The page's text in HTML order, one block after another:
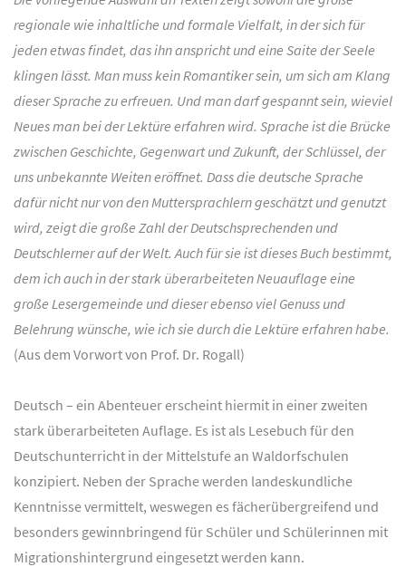
regionale wie inhaltliche und formale Vielfalt, in der sich für
jeden etwas findet, das ihn anspricht und eine Saite der Seele
klingen lässt. Man muss kein Romantiker sein, um sich am Klang
dieser Sprache zu erfreuen. Und man darf gespannt sein, wieviel
Neues man bei der Lektüre erfahren wird. Sprache ist die Brücke
zwischen Geschichte, Gegenwart und Zukunft, der Schlüssel, der
uns unbekannte Weiten eröffnet. Dass die deutsche Sprache
dafür nicht nur von den Muttersprachlern geschätzt und genutzt
wird, zeigt die große Zahl der Deutschsprechenden und
Deutschlerner auf der Welt. Auch für sie ist dieses Buch bestimmt,
dem ich auch in der stark überarbeiteten Neuauflage eine
große Lesergemeinde und dieser ebenso viel Genuss und
Belehrung wünsche, wie ich sie durch die Lektüre erfahren habe.
(Aus dem Vorwort von Prof. Dr. Rogall)
Deutsch – ein Abenteuer erscheint hiermit in einer zweiten
stark überarbeiteten Auflage. Es ist als Lesebuch für den
Deutschunterricht in der Mittelstufe an Waldorfschulen
konzipiert. Neben der Sprache werden landeskundliche
Kenntnisse vermittelt, weswegen es fächerübergreifend und
besonders gewinnbringend für Schüler und Schülerinnen mit
Migrationshintergrund eingesetzt werden kann.